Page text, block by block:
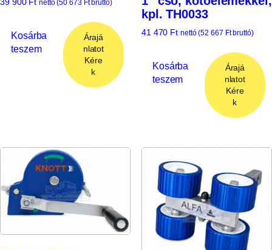
nettó (50 673 Ftbruttó)
Kosárba
teszem
Árajá
nlatot
Kére
k
kpl. TH0033
41 470 Ft nettó (52 667 Ftbruttó)
Kosárba
teszem
Árajá
nlatot
Kére
k